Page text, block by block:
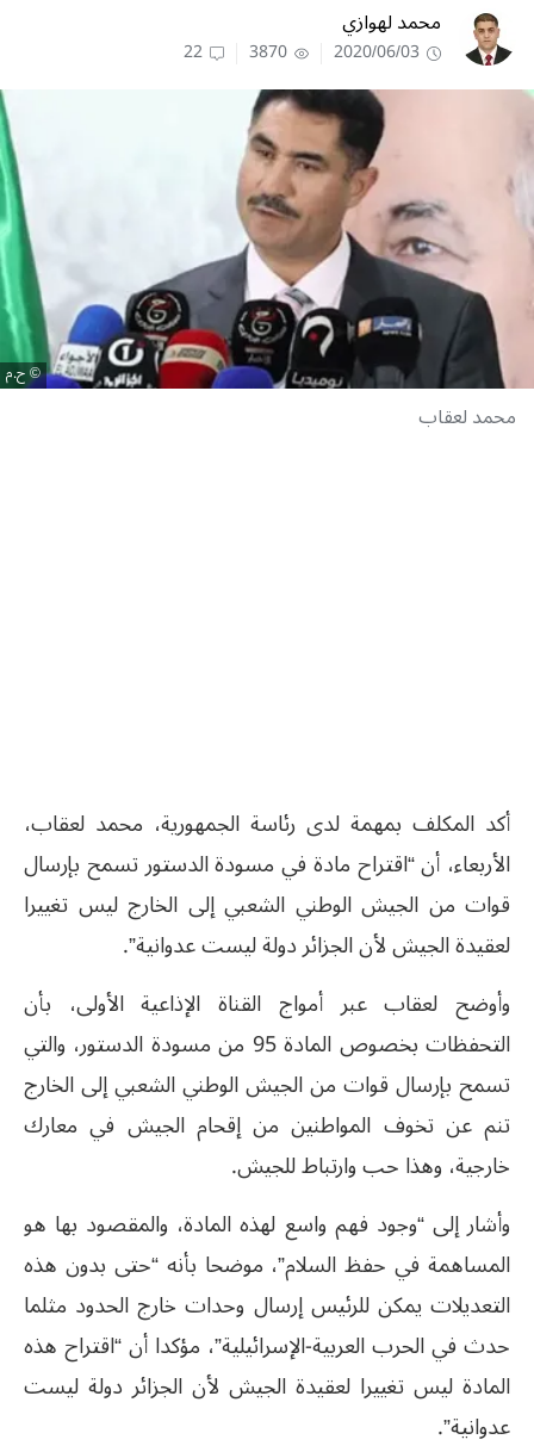
محمد لهوازي
2020/06/03
3870
22
ح.م
محمد لعقاب
أكد المكلف بمھمة لدى رئاسة الجمھورية، محمد لعقاب،
الأربعاء، أن “اقتراح مادة في مسودة الدستور تسمح بإرسال
قوات من الجيش الوطني الشعبي إلى الخارج ليس تغييرا
لعقيدة الجيش لأن الجزائر دولة ليست عدوانية”.
وأوضح لعقاب عبر أمواج القناة الإذاعیة الأولى، بأن
التحفظات بخصوص المادة 95 من مسودة الدستور، والتي
تسمح بإرسال قوات من الجيش الوطني الشعبي إلى الخارج
تنم عن تخوف المواطنین من إقحام الجیش في معارك
خارجیة، وھذا حب وارتباط للجیش.
وأشار إلى “وجود فھم واسع لھذه المادة، والمقصود بھا ھو
المساھمة في حفظ السلام”، موضحا بأنه “حتى بدون ھذه
التعديلات يمكن للرئیس إرسال وحدات خارج الحدود مثلما
حدث في الحرب العربیة-الإسرائیلیة”، مؤكدا أن “اقتراح ھذه
المادة لیس تغییرا لعقیدة الجیش لأن الجزائر دولة لیست
عدوانیة”.